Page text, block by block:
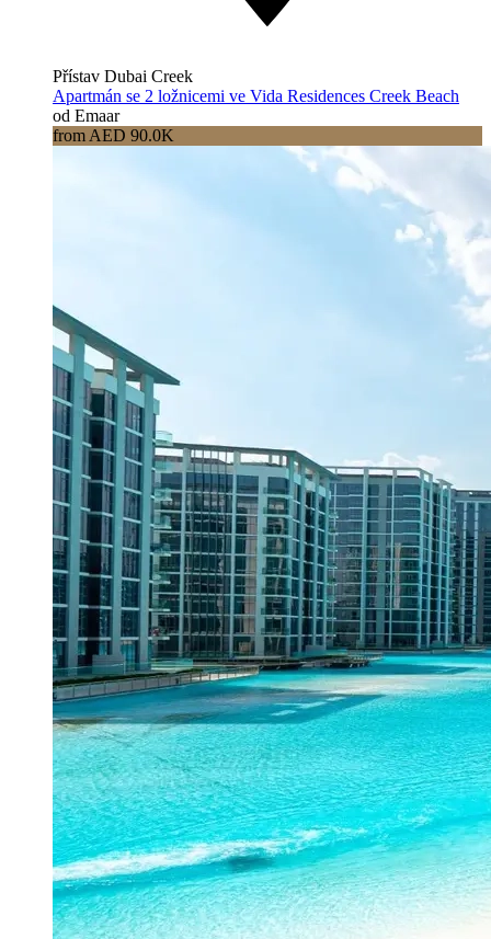
Přístav Dubai Creek
Apartmán se 2 ložnicemi ve Vida Residences Creek Beach
od Emaar
from AED 90.0K